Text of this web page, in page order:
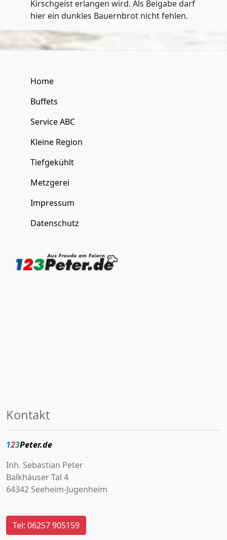
Kirschgeist erlangen wird. Als Beigabe darf
hier ein dunkles Bauernbrot nicht fehlen.
Home
Buffets
Service ABC
Kleine Region
Tiefgekühlt
Metzgerei
Impressum
Datenschutz
Kontakt
123Peter.de
Inh. Sebastian Peter
Balkhäuser Tal 4
64342 Seeheim-Jugenheim
Tel: 06257 905159